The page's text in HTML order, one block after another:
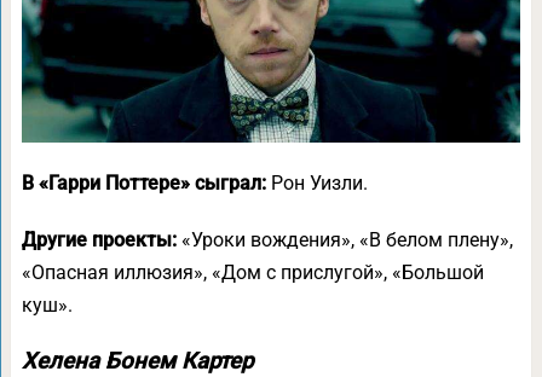
В «Гарри Поттере» сыграл:Рон Уизли.
Другие проекты:«Уроки вождения», «В белом плену»,
«Опасная иллюзия», «Дом с прислугой», «Большой
куш».
Хелена Бонем Картер